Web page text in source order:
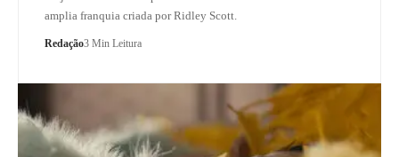
amplia franquia criada por Ridley Scott.
Redação3 Min Leitura